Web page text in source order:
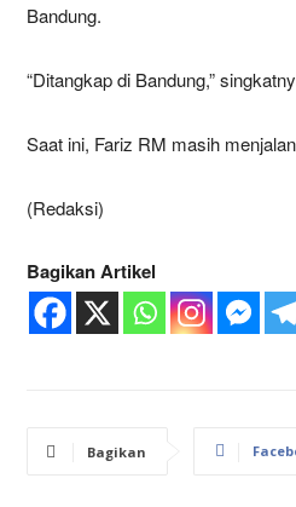
Bandung.
“Ditangkap di Bandung,”
Saat ini, Fariz RM masih
(Redaksi)
Bagikan Artikel
Bagikan